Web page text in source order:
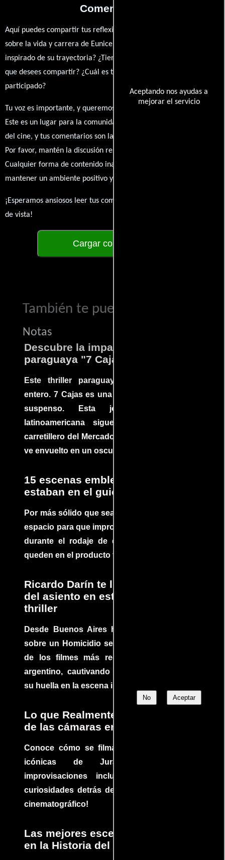
Aceptando nos ayudas a
mejorar el servicio
No Aceptar
Comentarios
Aquí puedes compartir tus reflexiones, anécdotas y opiniones
sobre la vida y carrera de Eunice Naddamba. ¿Qué te ha
inspirado de su trayectoria? ¿Tienes alguna anécdota personal
que desees compartir? ¿Cuál es tu película favorita en la que ha
participado?
Tu voz es importante, y queremos escuchar tus pensamientos.
Este es un lugar para la comunidad de admiradores y amantes
del cine, y tus comentarios son la esencia de esta conversación.
Por favor, mantén la discusión respetuosa y constructiva.
Cualquier forma de contenido inapropiado será eliminado para
mantener un ambiente positivo y enriquecedor para todos.
¡Esperamos ansiosos leer tus comentarios y conocer tus puntos
de vista!
Cargar comentarios
También te puede interesar...
Notas
Descubre la impactante película
paraguaya "7 Cajas"
Este thriller paraguayo cautivó al mundo
entero. 7 Cajas es una explosión de acción y
suspenso. Esta joya cinematográfica
latinoamericana sigue la historia de un
carretillero del Mercado 4 de Asunción que se
ve envuelto en un oscuro mundo de crimen
15 escenas emblemáticas que no
estaban en el guion
Por más sólido que sea un guión siempre hay
espacio para que improvisaciones que se dan
durante el rodaje de determinadas escenas
queden en el producto final.
Ricardo Darín te llevará al borde
del asiento en este increíble
thriller
Desde Buenos Aires hasta el mundo, Tesis
sobre un Homicidio se ha convertido en uno
de los filmes más recomendados del cine
argentino, cautivando audiencias y dejando
su huella en la escena internacional.
Lo que Realmente Sucedió detrás
de las cámaras en Jurassic Park
Conoce cómo se filmaron algunas escenas
icónicas de Jurassic Park, con
improvisaciones incluidas. ¡Descubre las
curiosidades detrás del rodaje de un clásico
cinematográfico!
Las mejores escenas de acción
en la Historia del cine